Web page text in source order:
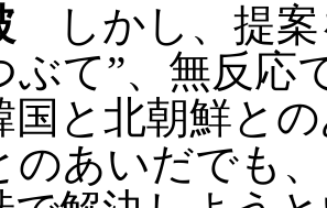
しかし、提案
ぶて”、無反応
国と北朝鮮と
のあいだでも